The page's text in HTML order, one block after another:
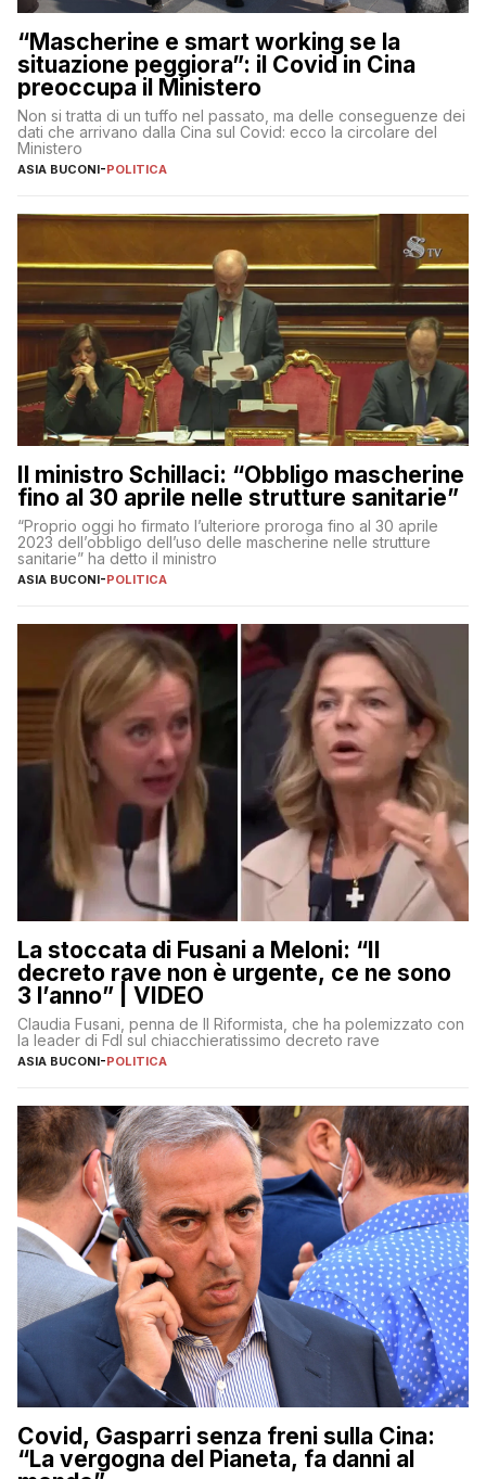
“Mascherine e smart working se la
situazione peggiora”: il Covid in Cina
preoccupa il Ministero
Non si tratta di un tuffo nel passato, ma delle conseguenze dei
dati che arrivano dalla Cina sul Covid: ecco la circolare del
Ministero
ASIA BUCONI-POLITICA
Il ministro Schillaci: “Obbligo mascherine
fino al 30 aprile nelle strutture sanitarie”
“Proprio oggi ho firmato l’ulteriore proroga fino al 30 aprile
2023 dell’obbligo dell’uso delle mascherine nelle strutture
sanitarie” ha detto il ministro
ASIA BUCONI-POLITICA
La stoccata di Fusani a Meloni: “Il
decreto rave non è urgente, ce ne sono
3 l’anno” | VIDEO
Claudia Fusani, penna de Il Riformista, che ha polemizzato con
la leader di FdI sul chiacchieratissimo decreto rave
ASIA BUCONI-POLITICA
Covid, Gasparri senza freni sulla Cina:
“La vergogna del Pianeta, fa danni al